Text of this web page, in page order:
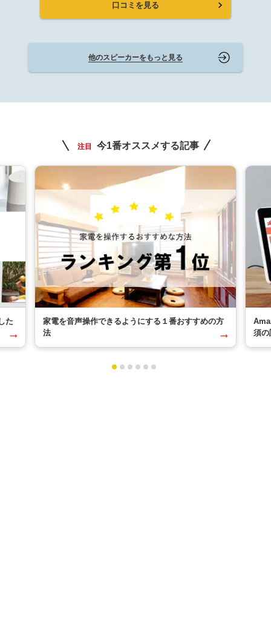
口コミを見る
他のスピーカーをもっと見る
注目 今1番オススメする記事
た
家電を音声操作できるようにする１番おすすめの方
法
須の